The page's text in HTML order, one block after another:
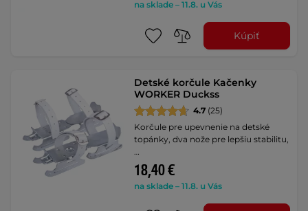
na sklade – 11.8. u Vás
Kúpiť
Detské korčule Kačenky
WORKER Duckss
4.7 (25)
Korčule pre upevnenie na detské
topánky, dva nože pre lepšiu stabilitu,
…
18,40 €
na sklade – 11.8. u Vás